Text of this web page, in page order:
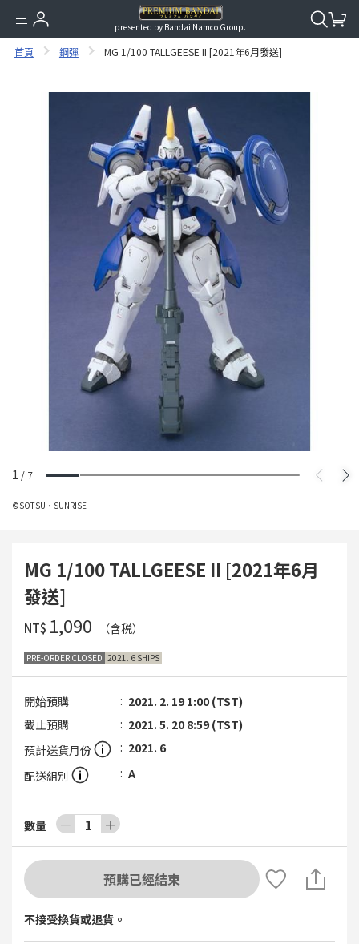
presented by Bandai Namco Group.
首頁 鋼彈 MG 1/100 TALLGEESE II [2021年6月發送]
1 / 7
©SOTSU・SUNRISE
MG 1/100 TALLGEESE II [2021年6月
發送]
NT$ ‌1,090 （含税）
PRE-ORDER CLOSED 2021. 6 SHIPS
開始預購
2021. 2. 19 1:00 (TST)
截止預購
2021. 5. 20 8:59 (TST)
預計送貨月份
2021. 6
配送組別
A
數量 － 1 ＋
預購已經結束
不接受換貨或退貨。